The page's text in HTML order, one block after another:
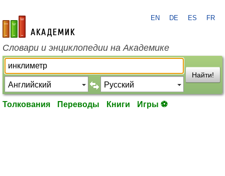
academic.ru
EN DE ES FR
Словари и энциклопедии на Академике
Найти!
Толкования Переводы Книги Игры ⚽